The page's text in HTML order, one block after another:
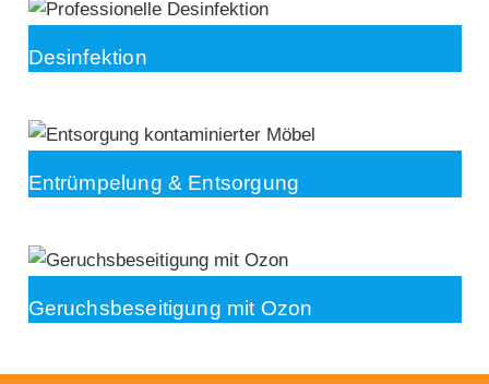
Desinfektion
Entrümpelung & Entsorgung
Geruchsbeseitigung mit Ozon